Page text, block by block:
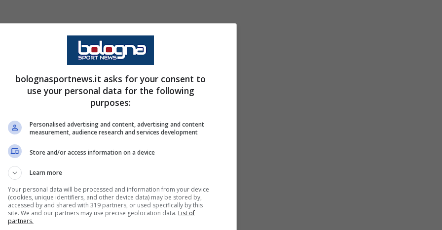
sarà strettamente legata alla scelta di
sembra ormai prossimo all’addio, mentre il
ma una decisione definitiva potrebbe
a luglio.
uno dei reparti maggiormente rivisitati della
della campagna di calciomercato sarà
per Koopmeiners dell’AZ
da settimane è quello di Peer
2000 dell’AZe fratello del numero otto
bolognasportnews.it asks for your consent to
use your personal data for the following
purposes:
Personalised advertising and content, advertising and content
measurement, audience research and services development
Store and/or access information on a device
Learn more
Your personal data will be processed and information from your device
(cookies, unique identifiers, and other device data) may be stored by,
accessed by and shared with 319 partners, or used specifically by this
site. We and our partners may use precise geolocation data. List of
partners.